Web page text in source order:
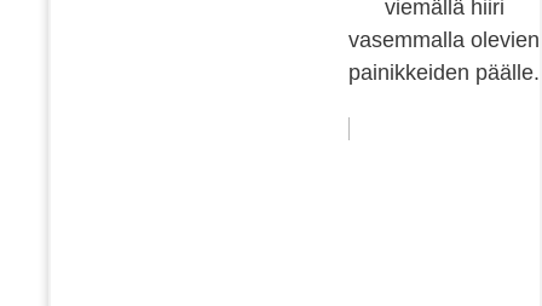
viemällä hiiri
vasemmalla olevien
painikkeiden päälle.